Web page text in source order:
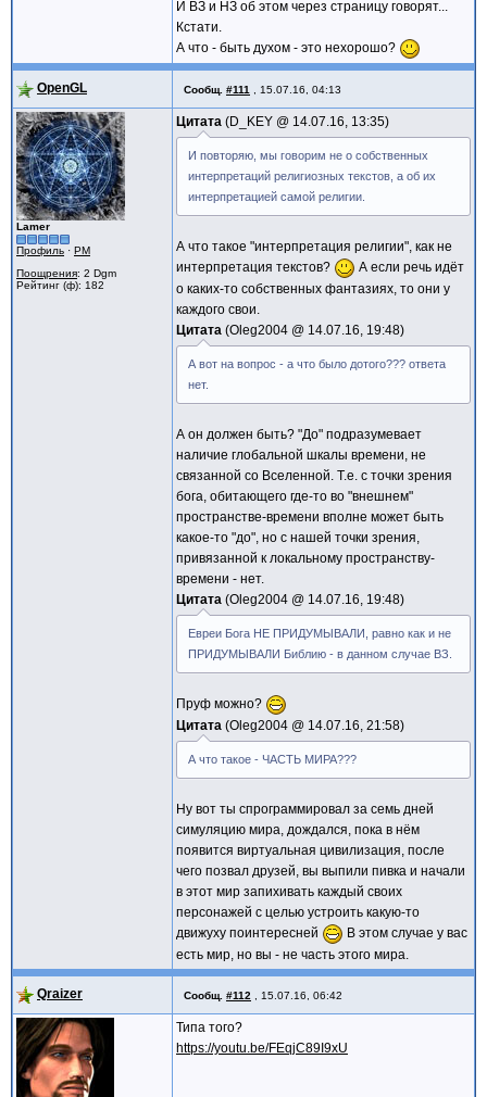
И ВЗ и НЗ об этом через страницу говорят...
Кстати.
А что - быть духом - это нехорошо?
OpenGL Сообщ. #111 15.07.16, 04:13
Lamer
Профиль · PM
Поощрения: 2 Dgm
Рейтинг (ф): 182
Цитата D_KEY @ 14.07.16, 13:35
И повторяю, мы говорим не о собственных
интерпретаций религиозных текстов, а об их
интерпретацией самой религии.
А что такое "интерпретация религии", как не
интерпретация текстов?
А если речь идёт
о каких-то собственных фантазиях, то они у
каждого свои.
Цитата Oleg2004 @ 14.07.16, 19:48
А вот на вопрос - а что было дотого??? ответа
нет.
А он должен быть? "До" подразумевает
наличие глобальной шкалы времени, не
связанной со Вселенной. Т.е. с точки зрения
бога, обитающего где-то во "внешнем"
пространстве-времени вполне может быть
какое-то "до", но с нашей точки зрения,
привязанной к локальному пространству-
времени - нет.
Цитата Oleg2004 @ 14.07.16, 19:48
Евреи Бога НЕ ПРИДУМЫВАЛИ, равно как и не
ПРИДУМЫВАЛИ Библию - в данном случае ВЗ.
Пруф можно?
Цитата Oleg2004 @ 14.07.16, 21:58
А что такое - ЧАСТЬ МИРА???
Ну вот ты спрограммировал за семь дней
симуляцию мира, дождался, пока в нём
появится виртуальная цивилизация, после
чего позвал друзей, вы выпили пивка и начали
в этот мир запихивать каждый своих
персонажей с целью устроить какую-то
движуху поинтересней
В этом случае у вас
есть мир, но вы - не часть этого мира.
Qraizer Сообщ. #112 15.07.16, 06:42
Типа того?
https://youtu.be/FEqjC89I9xU